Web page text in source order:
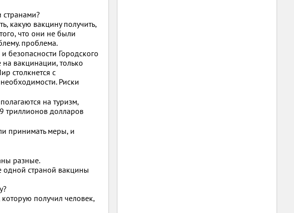
какую вакцину получить,
что они не были
проблема.
безопасности Городского
на вакцинации, только
столкнется с
Риски
на туризм,
триллионов долларов
принимать меры, и
разные.
одной страной вакцины
получил человек,